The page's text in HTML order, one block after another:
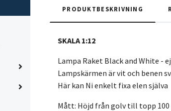
PRODUKTBESKRIVNING
SKALA 1:12
Lampa Raket Black and White -
Lampskärmen är vit och benen
Här kan Ni enkelt fixa elen själva
Mått: Höjd från golv till topp 100